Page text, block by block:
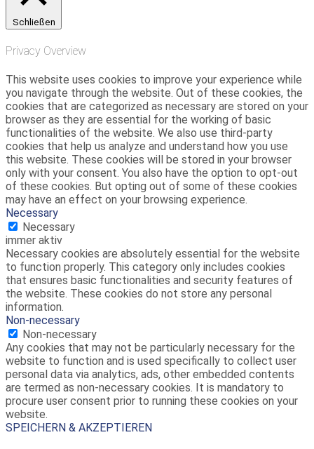
Schließen
Privacy Overview
This website uses cookies to improve your experience while
you navigate through the website. Out of these cookies, the
cookies that are categorized as necessary are stored on your
browser as they are essential for the working of basic
functionalities of the website. We also use third-party
cookies that help us analyze and understand how you use
this website. These cookies will be stored in your browser
only with your consent. You also have the option to opt-out
of these cookies. But opting out of some of these cookies
may have an effect on your browsing experience.
Necessary
Necessary
immer aktiv
Necessary cookies are absolutely essential for the website
to function properly. This category only includes cookies
that ensures basic functionalities and security features of
the website. These cookies do not store any personal
information.
Non-necessary
Non-necessary
Any cookies that may not be particularly necessary for the
website to function and is used specifically to collect user
personal data via analytics, ads, other embedded contents
are termed as non-necessary cookies. It is mandatory to
procure user consent prior to running these cookies on your
website.
SPEICHERN & AKZEPTIEREN